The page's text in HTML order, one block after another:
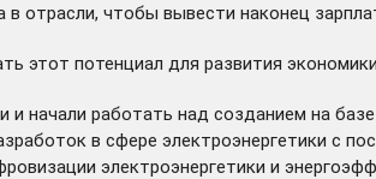
отрасли, чтобы вывести наконец
этот потенциал для развития экономики
начали работать над созданием на
в сфере электроэнергетики с
электроэнергетики и